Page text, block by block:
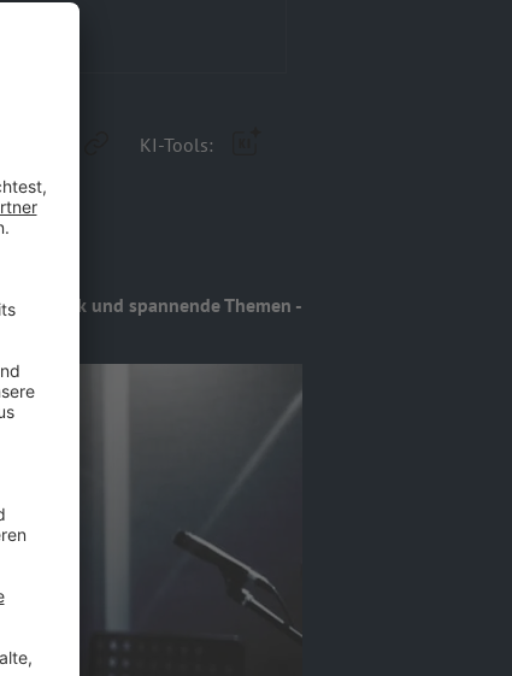
KI-Tools:
Rock und spannende Themen -